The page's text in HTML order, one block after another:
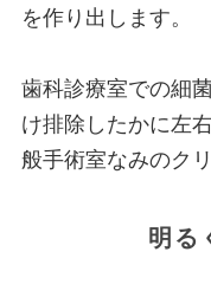
を作り出します。
歯科診療室での細
け排除したかに左
般手術室なみのク
明る